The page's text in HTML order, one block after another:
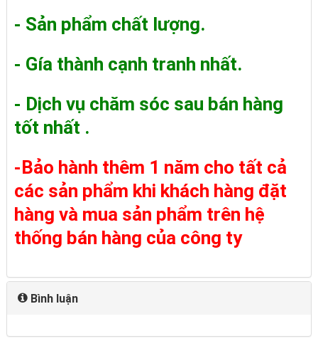
- Sản phẩm chất lượng.
- Gía thành cạnh tranh nhất.
- Dịch vụ chăm sóc sau bán hàng
tốt nhất .
-Bảo hành thêm 1 năm cho tất cả
các sản phẩm khi khách hàng đặt
hàng và mua sản phẩm trên hệ
thống bán hàng của công ty
Bình luận